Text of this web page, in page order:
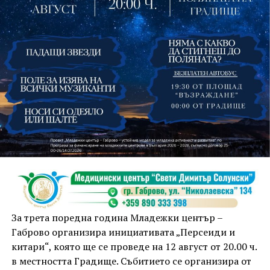
На 13 август организаторите са предвидили
занимания и за здрав дух, и за здраво тяло.
Инструкторката по пилатес и йога Йоанна Петрова
от FitLab ще се погрижи за добрия тонус с групова
тренировка от 19.00 ч., а след това ще има мозъчна
атака с куиз вечер за обща култура. Вечерта ще
приключи с прожекция на новия български
комедиен филм „Брънч за начинаещи“ – в парка,
под звездното дряновско небе.
За трета поредна година Младежки център –
Габрово организира инициативата „Персеиди и
китари“, която ще се проведе на 12 август от 20.00 ч.
в местността Градище. Събитието се организира от